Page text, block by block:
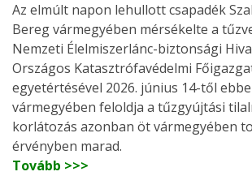
Az elmúlt napon lehullott csapadék
Bereg vármegyében mérsékelte a
Nemzeti Élelmiszerlánc-biztonsági
Országos Katasztrófavédelmi
egyetértésével 2026. június 14-től
vármegyében feloldja a tűzgyújtási
korlátozás azonban öt vármegyében
érvényben marad.
Tovább >>>